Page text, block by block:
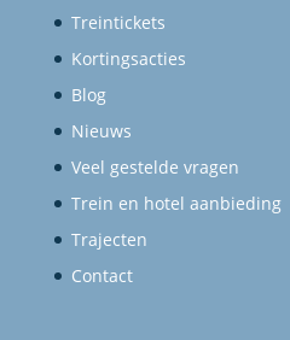
Treintickets
Kortingsacties
Blog
Nieuws
Veel gestelde vragen
Trein en hotel aanbieding
Trajecten
Contact